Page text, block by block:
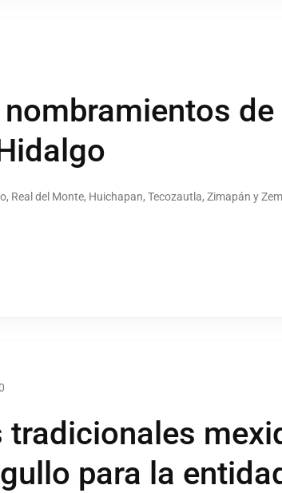
de
Real del Monte, Huichapan, Tecozautla, Zimapán y
tradicionales
para la